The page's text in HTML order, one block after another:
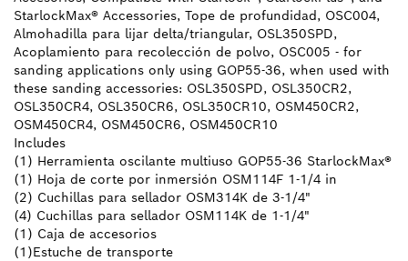
StarlockMax® Accessories, Tope de profundidad, OSC004,
Almohadilla para lijar delta/triangular, OSL350SPD,
Acoplamiento para recolección de polvo, OSC005 - for
sanding applications only using GOP55-36, when used with
these sanding accessories: OSL350SPD, OSL350CR2,
OSL350CR4, OSL350CR6, OSL350CR10, OSM450CR2,
OSM450CR4, OSM450CR6, OSM450CR10
Includes
(1) Herramienta oscilante multiuso GOP55-36 StarlockMax®
(1) Hoja de corte por inmersión OSM114F 1-1/4 in
(2) Cuchillas para sellador OSM314K de 3-1/4"
(4) Cuchillas para sellador OSM114K de 1-1/4"
(1) Caja de accesorios
(1)Estuche de transporte